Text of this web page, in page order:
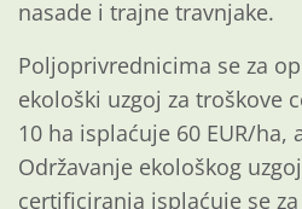
nasade i trajne travnjake.
Poljoprivrednicima se za
ekološki uzgoj za troškove
10 ha isplaćuje 60 EUR/ha,
Održavanje ekološkog
certificiranja isplaćuje se